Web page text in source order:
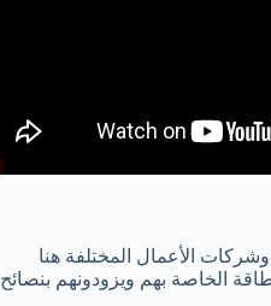
الأعمال المختلفة هنا
الخاصة بهم ويزودونهم بنصائح